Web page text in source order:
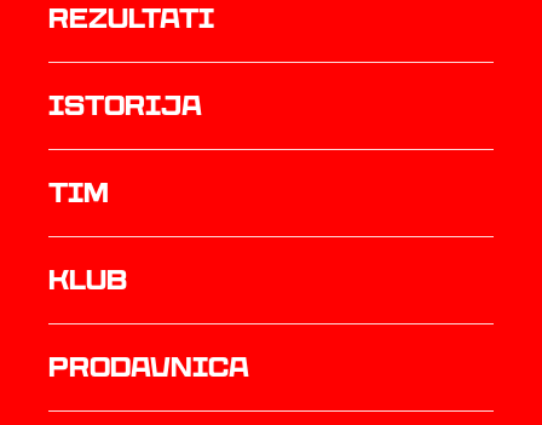
rezultati
istorija
TIM
Klub
prodavnica